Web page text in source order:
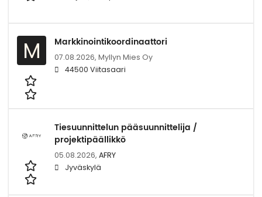
M Markkinointikoordinaattori
07.08.2026, Myllyn Mies Oy
44500 Viitasaari
Tiesuunnittelun pääsuunnittelija /
projektipäällikkö
05.08.2026, AFRY
Jyväskylä